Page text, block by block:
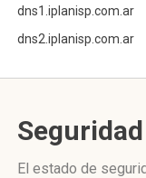
dns1.iplanisp.com.ar
dns2.iplanisp.com.ar
Seguridad
El estado de